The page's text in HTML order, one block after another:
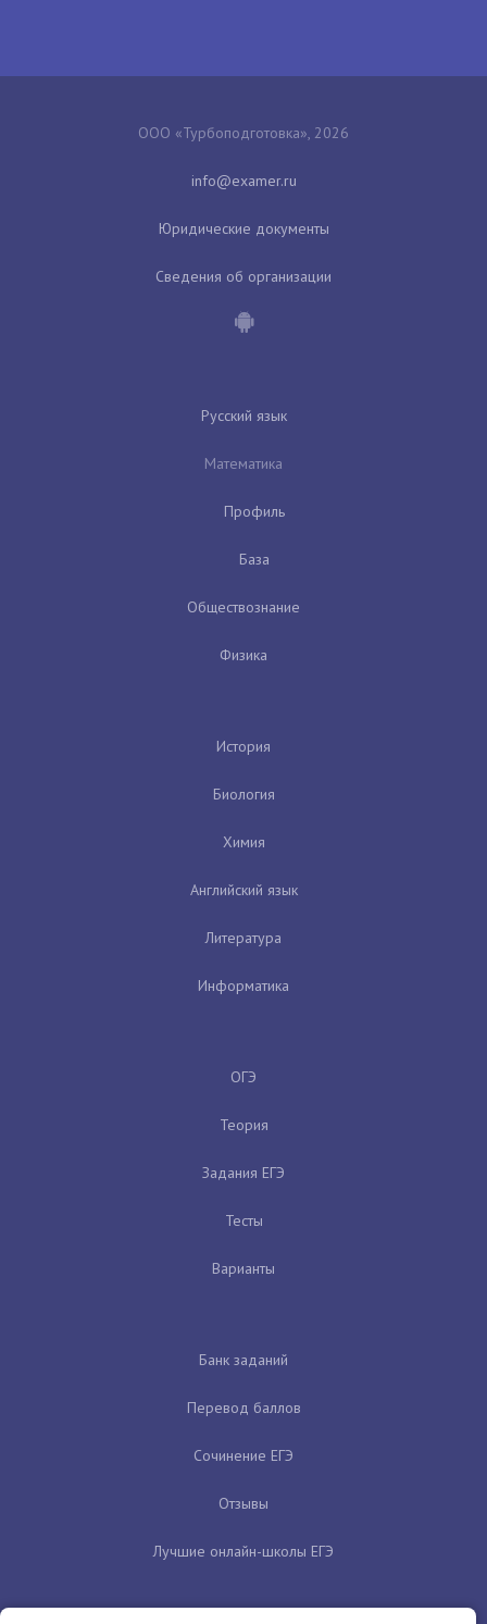
ООО «Турбоподготовка», 2026
Юридические документы
Сведения об организации
Русский язык
Математика
Профиль
База
Обществознание
Физика
История
Биология
Химия
Английский язык
Литература
Информатика
ОГЭ
Теория
Задания ЕГЭ
Тесты
Варианты
Банк заданий
Перевод баллов
Сочинение ЕГЭ
Отзывы
Лучшие онлайн-школы ЕГЭ